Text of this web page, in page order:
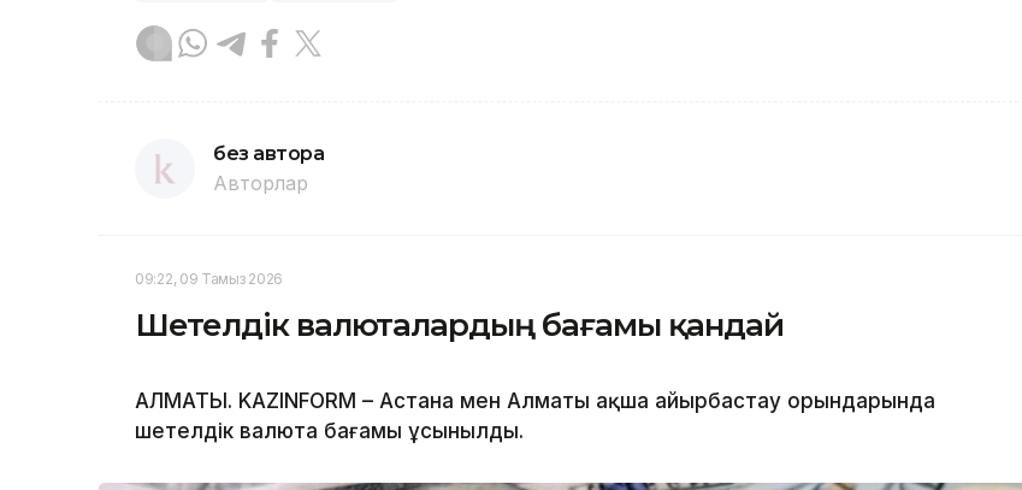
без автора
Авторлар
09:22, 09 Тамыз 2026
Шетелдік валюталардың бағамы қандай
АЛМАТЫ. KAZINFORM – Астана мен Алматы ақша айырбастау орындарында
шетелдік валюта бағамы ұсынылды.